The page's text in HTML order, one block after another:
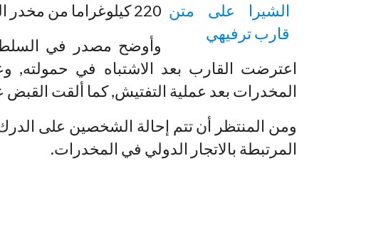
220 كيلوغراما من مخدر الشيرا كانت على متنه.
وأوضح مصدر في
اعترضت القارب بعد الاشتباه في
المخدرات بعد عملية التفتيش, كما ألقت
ومن المنتظر أن تتم إحالة الشخصين على
المرتبطة بالاتجار الدولي في المخدرات.